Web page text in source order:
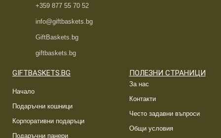
+359 877 55 70 52
info@giftbaskets.bg
GiftBaskets.bg
giftbaskets.bg
GIFTBASKETS.BG
Начало
Подаръчни кошници
Корпоративни подаръци
Подаръчни панери
ПОЛЕЗНИ СТРАНИЦИ
За нас
Контакти
Често задавни въпроси
Общи условия